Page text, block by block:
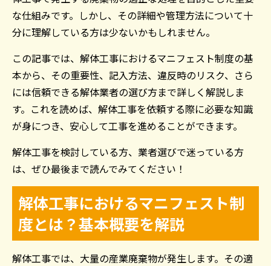
な仕組みです。しかし、その詳細や管理方法について十
分に理解している方は少ないかもしれません。
この記事では、解体工事におけるマニフェスト制度の基
本から、その重要性、記入方法、違反時のリスク、さら
には信頼できる解体業者の選び方まで詳しく解説しま
す。これを読めば、解体工事を依頼する際に必要な知識
が身につき、安心して工事を進めることができます。
解体工事を検討している方、業者選びで迷っている方
は、ぜひ最後まで読んでみてください！
解体工事におけるマニフェスト制
度とは？基本概要を解説
解体工事では、大量の産業廃棄物が発生します。その適